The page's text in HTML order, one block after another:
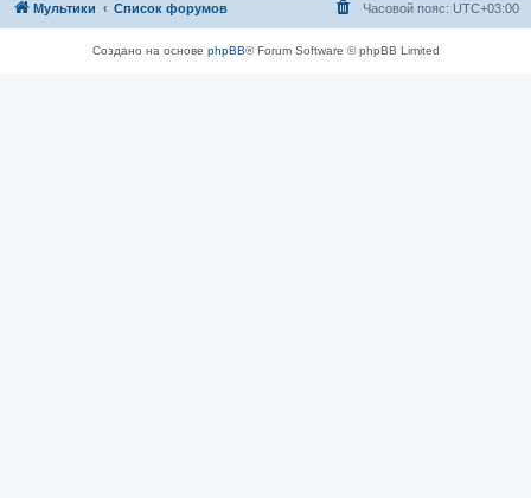
Мультики Список форумов Часовой пояс: UTC+03:00
Создано на основе phpBB® Forum Software © phpBB Limited